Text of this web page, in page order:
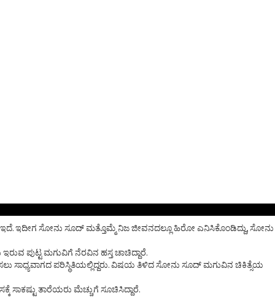
ಇದೀಗ ಸೋನು ಸೂದ್ ಮತ್ತೊಮ್ಮೆ ನಿಜ ಜೀವನದಲ್ಲೂ ಹಿರೋ ಎನಿಸಿಕೊಂಡಿದ್ದು, ಸೋನು
ಪುಟ್ಟ ಮಗುವಿಗೆ ನೆರವಿನ ಹಸ್ತ ಚಾಚಿದ್ದಾರೆ.
ಸಾಧ್ಯವಾಗದ ಪರಿಸ್ಥಿತಿಯಲ್ಲಿದ್ದರು. ವಿಷಯ ತಿಳಿದ ಸೋನು ಸೂದ್ ಮಗುವಿನ ಚಿಕಿತ್ಸೆಯ
ತಾರೆಯರು ಮೆಚ್ಚುಗೆ ಸೂಚಿಸಿದ್ದಾರೆ.